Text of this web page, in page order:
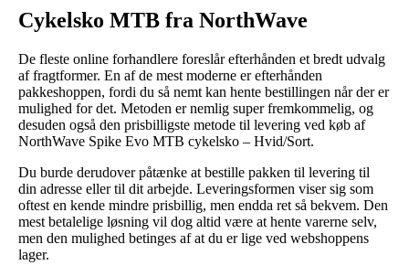
Cykelsko MTB fra NorthWave
De fleste online forhandlere foreslår efterhånden et bredt udvalg
af fragtformer. En af de mest moderne er efterhånden
pakkeshoppen, fordi du så nemt kan hente bestillingen når der er
mulighed for det. Metoden er nemlig super fremkommelig, og
desuden også den prisbilligste metode til levering ved køb af
NorthWave Spike Evo MTB cykelsko – Hvid/Sort.
Du burde derudover påtænke at bestille pakken til levering til
din adresse eller til dit arbejde. Leveringsformen viser sig som
oftest en kende mindre prisbillig, men endda ret så bekvem. Den
mest betalelige løsning vil dog altid være at hente varerne selv,
men den mulighed betinges af at du er lige ved webshoppens
lager.